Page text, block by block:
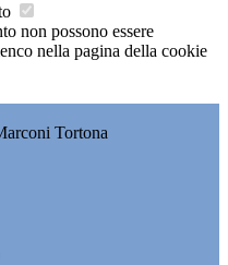
non possono essere
nella pagina della cookie
Tortona